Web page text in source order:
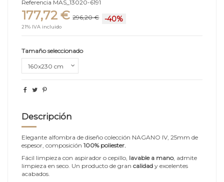
Referencia MAS_13020-6191
177,72 € 296,20 € -40%
21% IVA incluido
Tamaño seleccionado
Descripción
Elegante alfombra de diseño colección NAGANO IV, 25mm de
espesor, composición 100% poliester.
Fácil limpieza con aspirador o cepillo, lavable a mano, admite
limpieza en seco. Un producto de gran calidad y excelentes
acabados.